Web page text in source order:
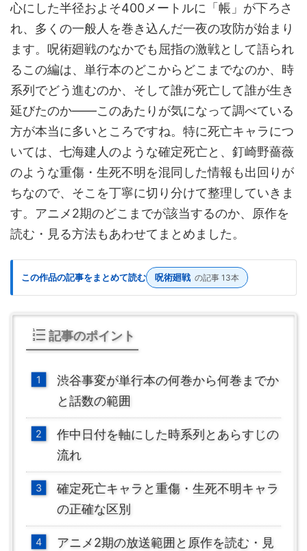
心にした半径およそ400メートルに「帳」が下ろさ
れ、多くの一般人を巻き込んだ一夜の攻防が始まり
ます。呪術廻戦のなかでも屈指の激戦として語られ
るこの編は、単行本のどこからどこまでなのか、時
系列でどう進むのか、そして誰が死亡して誰が生き
延びたのか——このあたりが気になって調べている
方が本当に多いところですね。特に死亡キャラにつ
いては、七海建人のような確定死亡と、釘崎野薔薇
のような重傷・生死不明を混同した情報も出回りが
ちなので、そこを丁寧に切り分けて整理していきま
す。アニメ2期のどこまでが該当するのか、原作を
読む・見る方法もあわせてまとめました。
この作品の記事をまとめて読む 呪術廻戦 の記事 13本
記事のポイント
渋谷事変が単行本の何巻から何巻までか
と話数の範囲
作中日付を軸にした時系列とあらすじの
流れ
確定死亡キャラと重傷・生死不明キャラ
の正確な区別
アニメ2期の放送範囲と原作を読む・見